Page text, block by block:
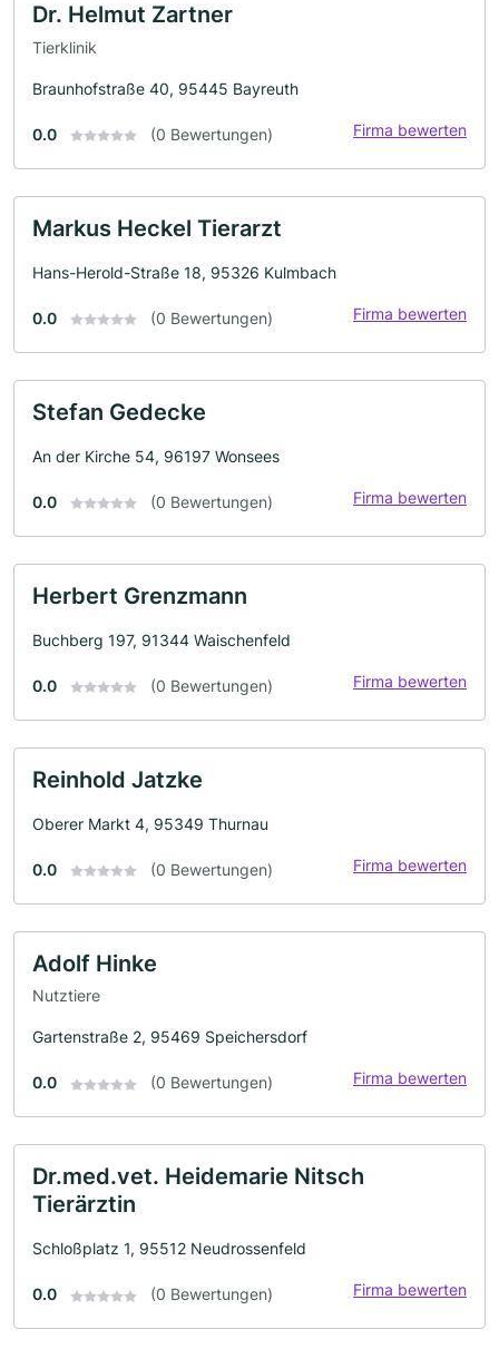
Dr. Helmut Zartner
Tierklinik
Braunhofstraße 40, 95445 Bayreuth
0.0 (0 Bewertungen) Firma bewerten
Markus Heckel Tierarzt
Hans-Herold-Straße 18, 95326 Kulmbach
0.0 (0 Bewertungen) Firma bewerten
Stefan Gedecke
An der Kirche 54, 96197 Wonsees
0.0 (0 Bewertungen) Firma bewerten
Herbert Grenzmann
Buchberg 197, 91344 Waischenfeld
0.0 (0 Bewertungen) Firma bewerten
Reinhold Jatzke
Oberer Markt 4, 95349 Thurnau
0.0 (0 Bewertungen) Firma bewerten
Adolf Hinke
Nutztiere
Gartenstraße 2, 95469 Speichersdorf
0.0 (0 Bewertungen) Firma bewerten
Dr.med.vet. Heidemarie Nitsch
Tierärztin
Schloßplatz 1, 95512 Neudrossenfeld
0.0 (0 Bewertungen) Firma bewerten